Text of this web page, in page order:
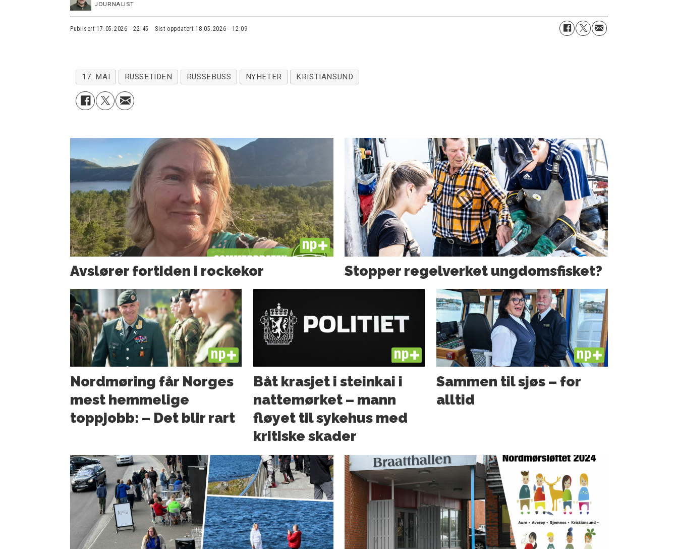
JOURNALIST
Publisert 17.05.2026 - 22:45 Sist oppdatert 18.05.2026 - 12:09
17. MAI RUSSETIDEN RUSSEBUSS NYHETER KRISTIANSUND
PLUS
Avslører fortiden i rockekor Stopper regelverket ungdoms­fisket?
PLUS
Nordmøring får Norges
mest hemmelige
toppjobb: – Det blir rart
PLUS
Båt krasjet i steinkai i
nattemørket – mann
fløyet til sykehus med
kritiske skader
PLUS
Sammen til sjøs – for
alltid